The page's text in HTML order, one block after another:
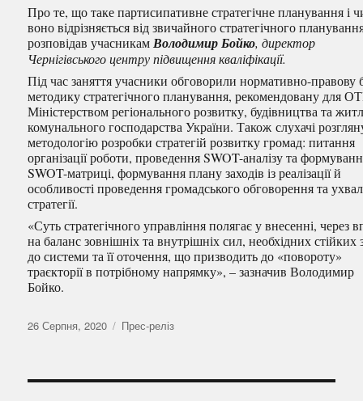
Про те, що таке партисипативне стратегічне планування і
воно відрізняється від звичайного стратегічного
розповідав учасникамВолодимир Бойко, директор
Чернігівського центру підвищення кваліфікації.
Під час заняття учасники обговорили нормативно-правову
методику стратегічного планування, рекомендовану для
Міністерством регіонального розвитку, будівництва та
комунального господарства України. Також слухачі
методологію розробки стратегій розвитку громад: питання
організації роботи, проведення SWOT-аналізу та
SWOT-матриці, формування плану заходів із реалізації й
особливості проведення громадського обговорення та
стратегії.
«Суть стратегічного управління полягає у внесенні, через
на баланс зовнішніх та внутрішніх сил, необхідних стійких
до системи та її оточення, що призводить до «повороту»
траєкторії в потрібному напрямку», – зазначив Володимир
Бойко.
Оприлюднено
26 Серпня, 2020 Категорії
Прес-реліз